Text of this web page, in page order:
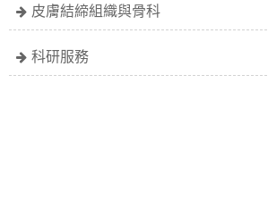
皮膚結締組織與骨科
科研服務